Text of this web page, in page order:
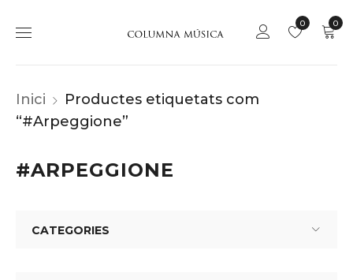
0
0
Inici
Productes etiquetats com
“#Arpeggione”
#ARPEGGIONE
CATEGORIES